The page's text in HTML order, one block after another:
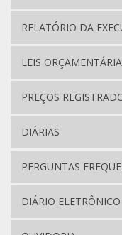
RELATÓRIO DA
LEIS
PREÇOS
DIÁRIAS
PERGUNTAS
DIÁRIO ELETRÔNICO